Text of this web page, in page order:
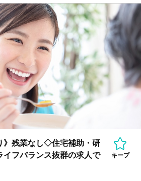
》残業なし◇住宅補助・研
フバランス抜群の求人で
キープ